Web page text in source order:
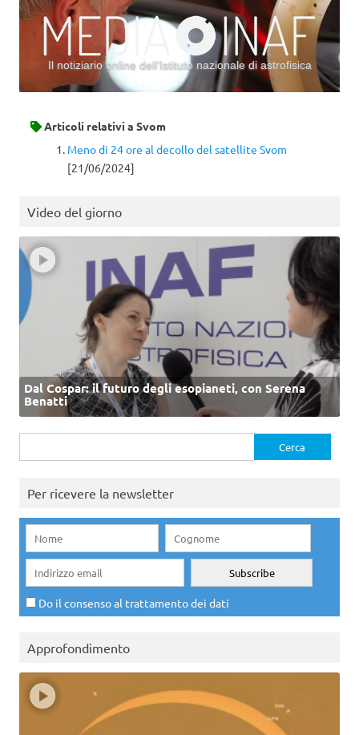
Il notiziario online dell’Istituto nazionale di astrofisica
Articoli relativi a Svom
Meno di 24 ore al decollo del satellite Svom
[21/06/2024]
Video del giorno
Dal Cospar: il futuro degli esopianeti, con Serena
Benatti
per:
Per ricevere la newsletter
Do il consenso al trattamento dei dati
Approfondimento